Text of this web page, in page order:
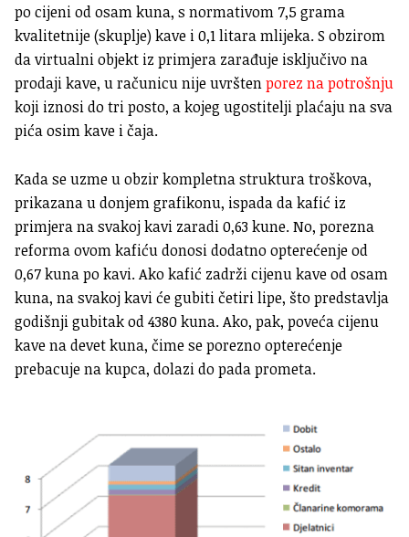
po cijeni od osam kuna, s normativom 7,5 grama
kvalitetnije (skuplje) kave i 0,1 litara mlijeka. S obzirom
da virtualni objekt iz primjera zarađuje isključivo na
prodaji kave, u računicu nije uvrštenporez na potrošnju
koji iznosi do tri posto, a kojeg ugostitelji plaćaju na sva
pića osim kave i čaja.
Kada se uzme u obzir kompletna struktura troškova,
prikazana u donjem grafikonu, ispada da kafić iz
primjera na svakoj kavi zaradi 0,63 kune. No, porezna
reforma ovom kafiću donosi dodatno opterećenje od
0,67 kuna po kavi. Ako kafić zadrži cijenu kave od osam
kuna, na svakoj kavi će gubiti četiri lipe, što predstavlja
godišnji gubitak od 4380 kuna. Ako, pak, poveća cijenu
kave na devet kuna, čime se porezno opterećenje
prebacuje na kupca, dolazi do pada prometa.